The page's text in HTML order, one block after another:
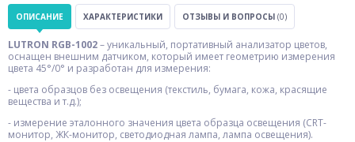
ОПИСАНИЕ ХАРАКТЕРИСТИКИ ОТЗЫВЫ И ВОПРОСЫ (0)
LUTRON RGB-1002– уникальный, портативный анализатор цветов,
оснащен внешним датчиком, который имеет геометрию измерения
цвета 45°/0° и разработан для измерения:
- цвета образцов без освещения (текстиль, бумага, кожа, красящие
вещества и т.д.);
- измерение эталонного значения цвета образца освещения (CRT-
монитор, ЖК-монитор, светодиодная лампа, лампа освещения).